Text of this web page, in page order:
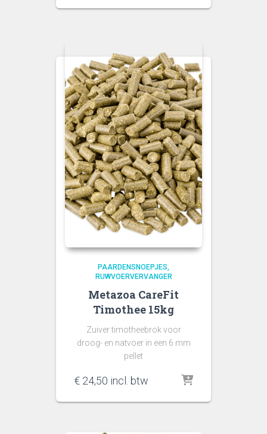
PAARDENSNOEPJES
RUWVOERVERVANGER
Metazoa CareFit
Timothee 15kg
Zuiver timotheebrok voor
droog- en natvoer in een 6 mm
pellet
€ 24,50 incl. btw